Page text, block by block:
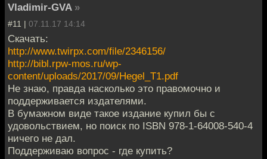
Vladimir-GVA »
#11 | 07.11.17 14:14
Скачать:
http://www.twirpx.com/file/2346156/
http://bibl.rpw-mos.ru/wp-
content/uploads/2017/09/Hegel_T1.pdf
Не знаю, правда насколько это правомочно и
поддерживается издателями.
В бумажном виде такое издание купил бы с
удовольствием, но поиск по ISBN 978-1-64008-540-4
ничего не дал.
Поддерживаю вопрос - где купить?